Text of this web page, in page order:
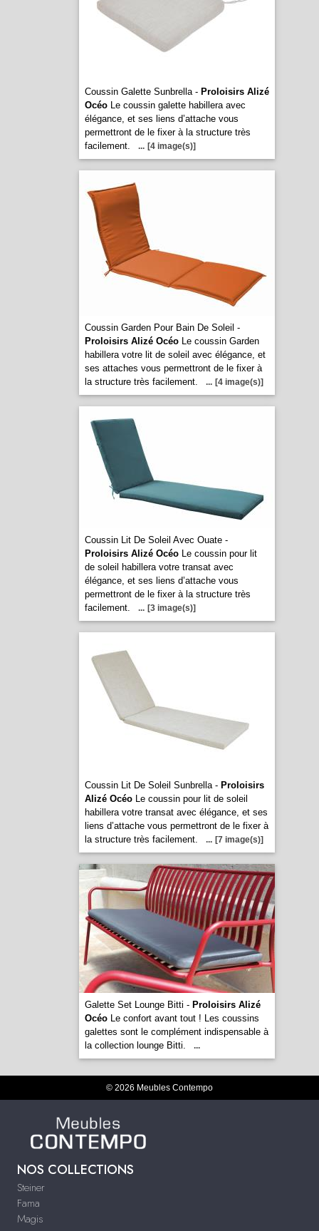
Coussin Galette Sunbrella - Proloisirs Alizé
OcéoLe coussin galette habillera avec
élégance, et ses liens d’attache vous
permettront de le fixer à la structure très
facilement.
... [4 image(s)]
Coussin Garden Pour Bain De Soleil -
Proloisirs Alizé OcéoLe coussin Garden
habillera votre lit de soleil avec élégance, et
ses attaches vous permettront de le fixer à
la structure très facilement.
... [4 image(s)]
Coussin Lit De Soleil Avec Ouate -
Proloisirs Alizé OcéoLe coussin pour lit
de soleil habillera votre transat avec
élégance, et ses liens d’attache vous
permettront de le fixer à la structure très
facilement.
... [3 image(s)]
Coussin Lit De Soleil Sunbrella - Proloisirs
Alizé OcéoLe coussin pour lit de soleil
habillera votre transat avec élégance, et ses
liens d’attache vous permettront de le fixer à
la structure très facilement.
... [7 image(s)]
Galette Set Lounge Bitti - Proloisirs Alizé
OcéoLe confort avant tout ! Les coussins
galettes sont le complément indispensable à
la collection lounge Bitti.
...
© 2026 Meubles Contempo
NOS COLLECTIONS
Steiner
Fama
Magis